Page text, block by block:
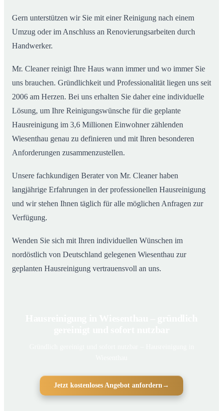
Gern unterstützen wir Sie mit einer Reinigung nach einem
Umzug oder im Anschluss an Renovierungsarbeiten durch
Handwerker.
Mr. Cleaner reinigt Ihre Haus wann immer und wo immer Sie
uns brauchen. Gründlichkeit und Professionalität liegen uns seit
2006 am Herzen. Bei uns erhalten Sie daher eine individuelle
Lösung, um Ihre Reinigungswünsche für die geplante
Hausreinigung im 3,6 Millionen Einwohner zählenden
Wiesenthau genau zu definieren und mit Ihren besonderen
Anforderungen zusammenzustellen.
Unsere fachkundigen Berater von Mr. Cleaner haben
langjährige Erfahrungen in der professionellen Hausreinigung
und wir stehen Ihnen täglich für alle möglichen Anfragen zur
Verfügung.
Wenden Sie sich mit Ihren individuellen Wünschen im
nordöstlich von Deutschland gelegenen Wiesenthau zur
geplanten Hausreinigung vertrauensvoll an uns.
Jetzt kostenloses Angebot anfordern→